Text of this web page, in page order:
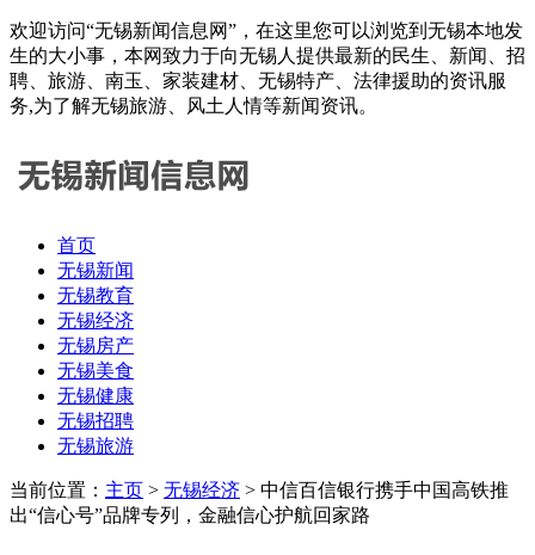
欢迎访问“无锡新闻信息网”，在这里您可以浏览到无锡本地发
生的大小事，本网致力于向无锡人提供最新的民生、新闻、招
聘、旅游、南玉、家装建材、无锡特产、法律援助的资讯服
务,为了解无锡旅游、风土人情等新闻资讯。
首页
无锡新闻
无锡教育
无锡经济
无锡房产
无锡美食
无锡健康
无锡招聘
无锡旅游
当前位置： 主页 > 无锡经济 > 中信百信银行携手中国高铁推
出“信心号”品牌专列，金融信心护航回家路